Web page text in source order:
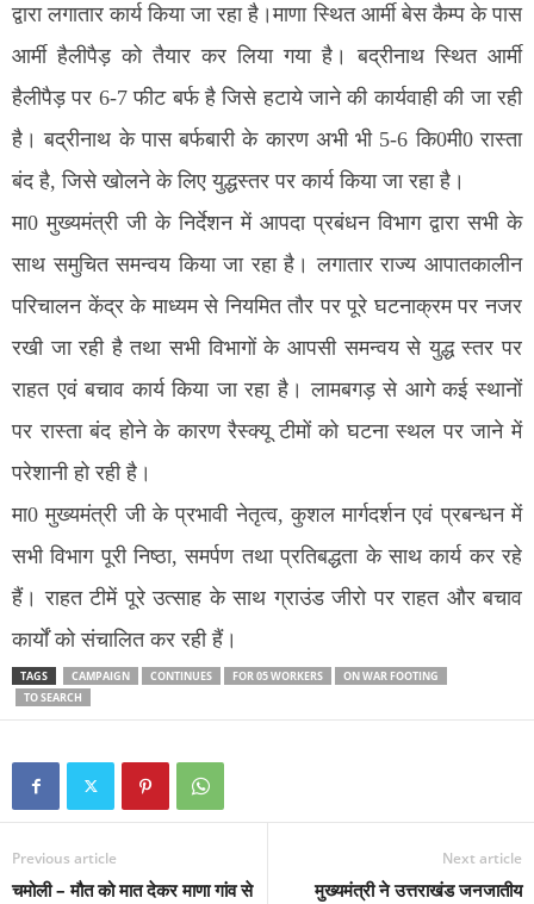
द्वारा लगातार कार्य किया जा रहा है।माणा स्थित आर्मी बेस कैम्प के पास
आर्मी हैलीपैड़ को तैयार कर लिया गया है। बद्रीनाथ स्थित आर्मी
हैलीपैड़ पर 6-7 फीट बर्फ है जिसे हटाये जाने की कार्यवाही की जा रही
है। बद्रीनाथ के पास बर्फबारी के कारण अभी भी 5-6 कि0मी0 रास्ता
बंद है, जिसे खोलने के लिए युद्धस्तर पर कार्य किया जा रहा है।
मा0 मुख्यमंत्री जी के निर्देशन में आपदा प्रबंधन विभाग द्वारा सभी के
साथ समुचित समन्वय किया जा रहा है। लगातार राज्य आपातकालीन
परिचालन केंद्र के माध्यम से नियमित तौर पर पूरे घटनाक्रम पर नजर
रखी जा रही है तथा सभी विभागों के आपसी समन्वय से युद्ध स्तर पर
राहत एवं बचाव कार्य किया जा रहा है। लामबगड़ से आगे कई स्थानों
पर रास्ता बंद होने के कारण रैस्क्यू टीमों को घटना स्थल पर जाने में
परेशानी हो रही है।
मा0 मुख्यमंत्री जी के प्रभावी नेतृत्व, कुशल मार्गदर्शन एवं प्रबन्धन में
सभी विभाग पूरी निष्ठा, समर्पण तथा प्रतिबद्धता के साथ कार्य कर रहे
हैं। राहत टीमें पूरे उत्साह के साथ ग्राउंड जीरो पर राहत और बचाव
कार्यों को संचालित कर रही हैं।
TAGS CAMPAIGN CONTINUES FOR 05 WORKERS
ON WAR FOOTING
TO SEARCH
Previous article
चमोली – मौत को मात देकर माणा गांव से
Next article
मुख्यमंत्री ने उत्तराखंड जनजातीय